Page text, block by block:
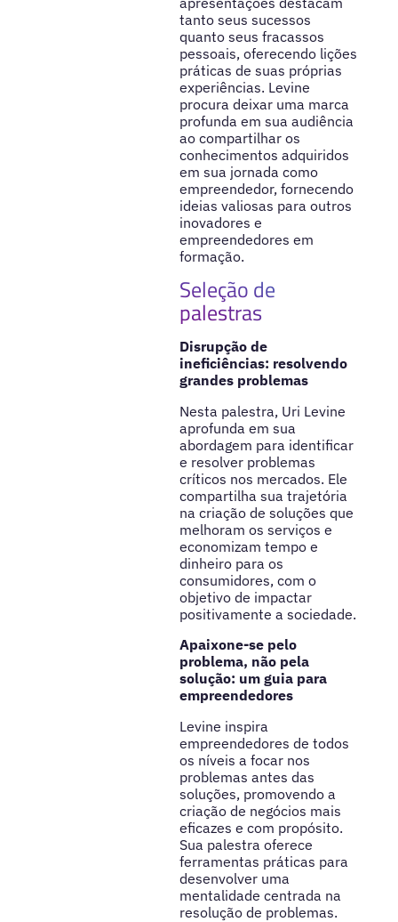
tanto seus sucessos
quanto seus fracassos
pessoais, oferecendo lições
práticas de suas próprias
experiências. Levine
procura deixar uma marca
profunda em sua audiência
ao compartilhar os
conhecimentos adquiridos
em sua jornada como
empreendedor, fornecendo
ideias valiosas para outros
inovadores e
empreendedores em
formação.
Seleção de
palestras
Disrupção de
ineficiências: resolvendo
grandes problemas
Nesta palestra, Uri Levine
aprofunda em sua
abordagem para identificar
e resolver problemas
críticos nos mercados. Ele
compartilha sua trajetória
na criação de soluções que
melhoram os serviços e
economizam tempo e
dinheiro para os
consumidores, com o
objetivo de impactar
positivamente a sociedade.
Apaixone-se pelo
problema, não pela
solução: um guia para
empreendedores
Levine inspira
empreendedores de todos
os níveis a focar nos
problemas antes das
soluções, promovendo a
criação de negócios mais
eficazes e com propósito.
Sua palestra oferece
ferramentas práticas para
desenvolver uma
mentalidade centrada na
resolução de problemas.